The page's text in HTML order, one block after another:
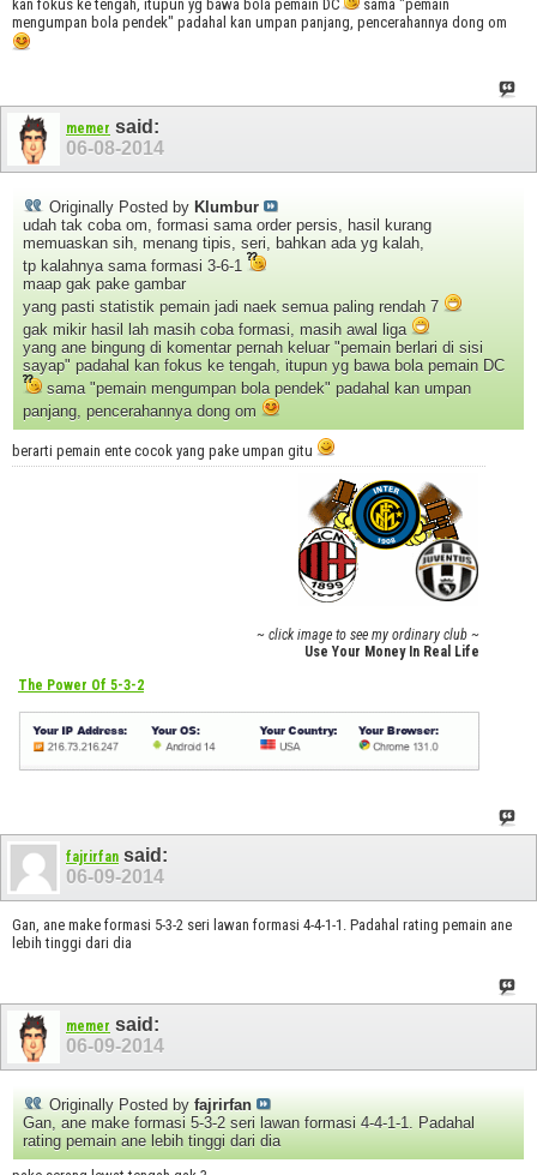
kan fokus ke tengah, itupun yg bawa bola pemain DC
sama "pemain
mengumpan bola pendek" padahal kan umpan panjang, pencerahannya dong om
memer said:
06-08-2014
Originally Posted by Klumbur
udah tak coba om, formasi sama order persis, hasil kurang
memuaskan sih, menang tipis, seri, bahkan ada yg kalah,
tp kalahnya sama formasi 3-6-1
maap gak pake gambar
yang pasti statistik pemain jadi naek semua paling rendah 7
gak mikir hasil lah masih coba formasi, masih awal liga
yang ane bingung di komentar pernah keluar "pemain berlari di sisi
sayap" padahal kan fokus ke tengah, itupun yg bawa bola pemain DC
sama "pemain mengumpan bola pendek" padahal kan umpan
panjang, pencerahannya dong om
berarti pemain ente cocok yang pake umpan gitu
~ click image to see my ordinary club ~
Use Your Money In Real Life
The Power Of 5-3-2
fajrirfan said:
06-09-2014
Gan, ane make formasi 5-3-2 seri lawan formasi 4-4-1-1. Padahal rating pemain ane
lebih tinggi dari dia
memer said:
06-09-2014
Originally Posted by fajrirfan
Gan, ane make formasi 5-3-2 seri lawan formasi 4-4-1-1. Padahal
rating pemain ane lebih tinggi dari dia